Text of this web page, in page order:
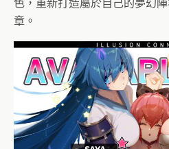
色，重新打造屬於自己的夢幻
章。